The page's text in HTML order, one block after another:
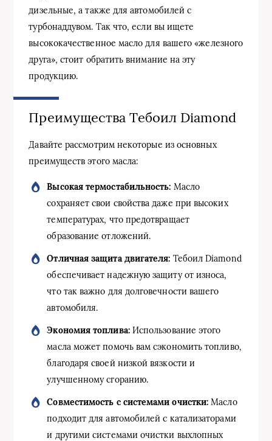
дизельные, а также для автомобилей с
турбонаддувом. Так что, если вы ищете
высококачественное масло для вашего «железного
друга», стоит обратить внимание на эту
продукцию.
Преимущества Тебоил Diamond
Давайте рассмотрим некоторые из основных
преимуществ этого масла:
Высокая термостабильность: Масло
сохраняет свои свойства даже при высоких
температурах, что предотвращает
образование отложений.
Отличная защита двигателя: Тебоил Diamond
обеспечивает надежную защиту от износа,
что так важно для долговечности вашего
автомобиля.
Экономия топлива:Использование этого
масла может помочь вам сэкономить топливо,
благодаря своей низкой вязкости и
улучшенному сгоранию.
Совместимость с системами очистки: Масло
подходит для автомобилей с катализаторами
и другими системами очистки выхлопных